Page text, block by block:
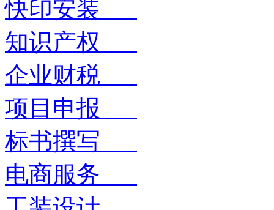
快印安装
知识产权
企业财税
项目申报
标书撰写
电商服务